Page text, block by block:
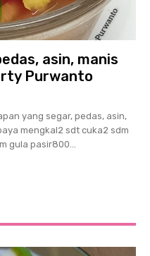
asin, manis
Purwanto
yang segar, pedas, asin,
mengkal2 sdt cuka2 sdm
gula pasir800...